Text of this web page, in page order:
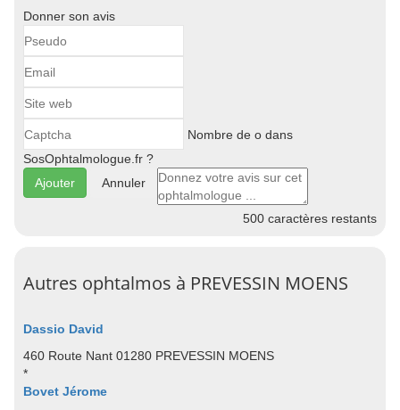
Donner son avis
Nombre de o dans
SosOphtalmologue.fr ?
Annuler
500 caractères restants
Autres ophtalmos à PREVESSIN MOENS
Dassio David
460 Route Nant 01280 PREVESSIN MOENS
*
Bovet Jérome